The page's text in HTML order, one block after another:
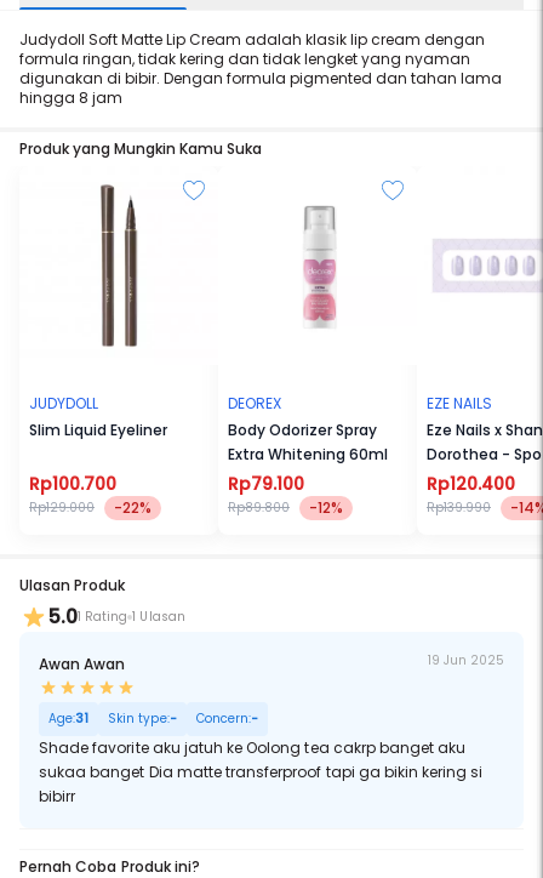
Judydoll Soft Matte Lip Cream adalah klasik lip cream dengan
formula ringan, tidak kering dan tidak lengket yang nyaman
digunakan di bibir. Dengan formula pigmented dan tahan lama
hingga 8 jam
Produk yang Mungkin Kamu Suka
JUDYDOLL
Slim Liquid Eyeliner
Rp100.700
Rp129.000 -22%
DEOREX
Body Odorizer Spray
Extra Whitening 60ml
Rp79.100
Rp89.800 -12%
EZE NAILS
Eze Nails x
Dorothea -
Manicure
Tempel)
Rp120.400
Rp139.990 -
Ulasan Produk
5.01 Rating 1 Ulasan
Awan Awan 19 Jun 2025
Age:31 Skin type:- Concern:-
Shade favorite aku jatuh ke Oolong tea cakrp banget aku
sukaa banget Dia matte transferproof tapi ga bikin kering si
bibirr
Pernah Coba Produk ini?